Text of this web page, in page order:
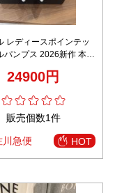
レディースポインテッ
パンプス 2026新作 本物
上質感仕上げ 安心日本
24900円
販売個数1件
川急便 HOT